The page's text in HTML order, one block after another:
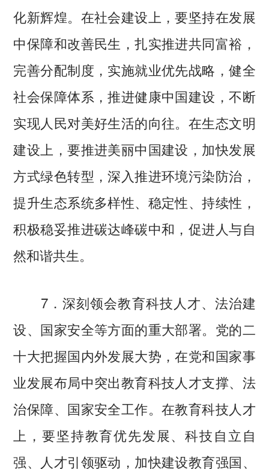
化新辉煌。在社会建设上，要坚持在发展
中保障和改善民生，扎实推进共同富裕，
完善分配制度，实施就业优先战略，健全
社会保障体系，推进健康中国建设，不断
实现人民对美好生活的向往。在生态文明
建设上，要推进美丽中国建设，加快发展
方式绿色转型，深入推进环境污染防治，
提升生态系统多样性、稳定性、持续性，
积极稳妥推进碳达峰碳中和，促进人与自
然和谐共生。
7．深刻领会教育科技人才、法治建
设、国家安全等方面的重大部署。党的二
十大把握国内外发展大势，在党和国家事
业发展布局中突出教育科技人才支撑、法
治保障、国家安全工作。在教育科技人才
上，要坚持教育优先发展、科技自立自
强、人才引领驱动，加快建设教育强国、